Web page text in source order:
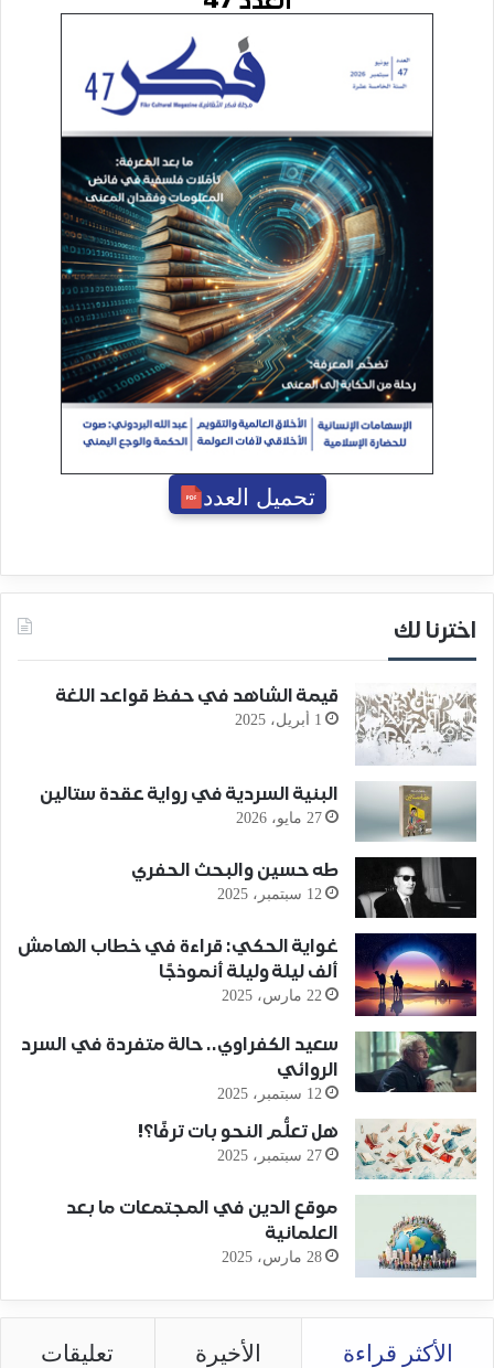
تحميل العدد
اخترنا لك
قيمة الشاهد في حفظ قواعد اللغة
1 أبريل، 2025
البنية السردية في رواية عقدة ستالين
27 مايو، 2026
طه حسين والبحث الحفري
12 سبتمبر، 2025
غواية الحكي: قراءة في خطاب الهامش
ألف ليلة وليلة أنموذجًا
22 مارس، 2025
سعيد الكفراوي.. حالة متفردة في السرد
الروائي
12 سبتمبر، 2025
هل تعلُّم النحو بات ترفًا؟!
27 سبتمبر، 2025
موقع الدين في المجتمعات ما بعد
العلمانية
28 مارس، 2025
الأكثر قراءة الأخيرة تعليقات